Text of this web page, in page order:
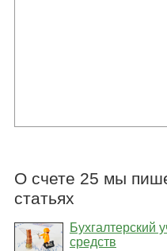
О счете 25 мы
статьях
Бухгалтерский
средств